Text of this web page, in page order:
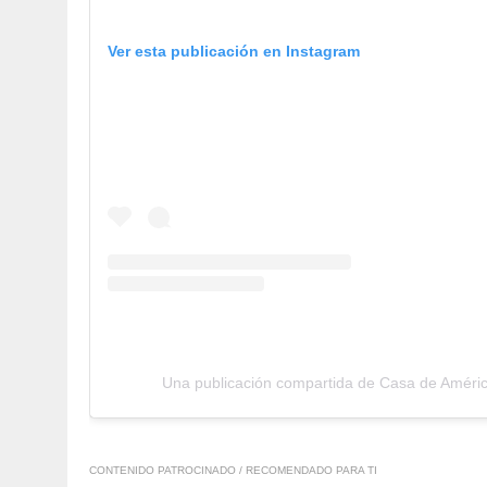
Ver esta publicación en Instagram
Una publicación compartida de Casa de
CONTENIDO PATROCINADO / RECOMENDADO PARA TI